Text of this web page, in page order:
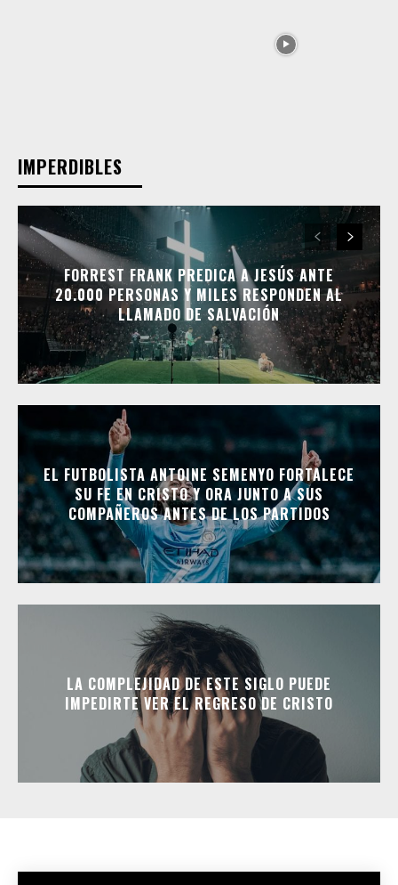
IMPERDIBLES
FORREST FRANK PREDICA A JESÚS ANTE
20.000 PERSONAS Y MILES RESPONDEN AL
LLAMADO DE SALVACIÓN
EL FUTBOLISTA ANTOINE SEMENYO FORTALECE
SU FE EN CRISTO Y ORA JUNTO A SUS
COMPAÑEROS ANTES DE LOS PARTIDOS
LA COMPLEJIDAD DE ESTE SIGLO PUEDE
IMPEDIRTE VER EL REGRESO DE CRISTO